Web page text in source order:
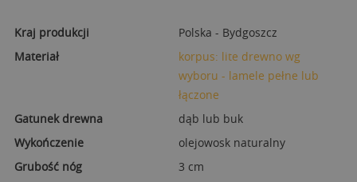
Kraj produkcji
Polska - Bydgoszcz
Materiał
korpus: lite drewno wg
wyboru - lamele pełne lub
łączone
Gatunek drewna
dąb lub buk
Wykończenie
olejowosk naturalny
Grubość nóg
3 cm